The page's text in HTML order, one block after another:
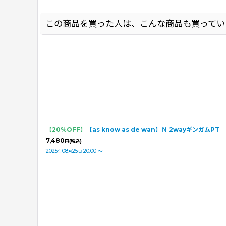
この商品を買った人は、こんな商品も買って
【20％OFF】
【as know as de wan】Ｎ 2wayギンガムPT
7,480円(税込)
2025年08月25 日 20:00 ～